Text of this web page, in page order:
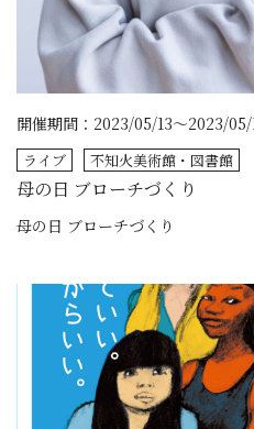
母の日 ブローチづくり
開催期間：2023/05/13～2023/05/
母の日 ブローチづくり
ライブ 不知火美術館・図書館